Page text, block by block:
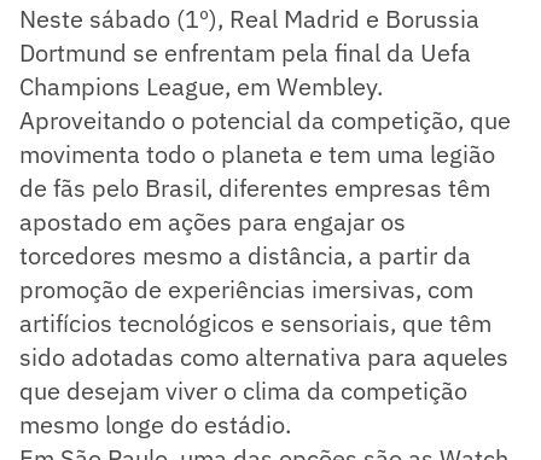
Neste sábado (1º), Real Madrid e Borussia
Dortmund se enfrentam pela final da Uefa
Champions League, em Wembley.
Aproveitando o potencial da competição, que
movimenta todo o planeta e tem uma legião
de fãs pelo Brasil, diferentes empresas têm
apostado em ações para engajar os
torcedores mesmo a distância, a partir da
promoção de experiências imersivas, com
artifícios tecnológicos e sensoriais, que têm
sido adotadas como alternativa para aqueles
que desejam viver o clima da competição
mesmo longe do estádio.